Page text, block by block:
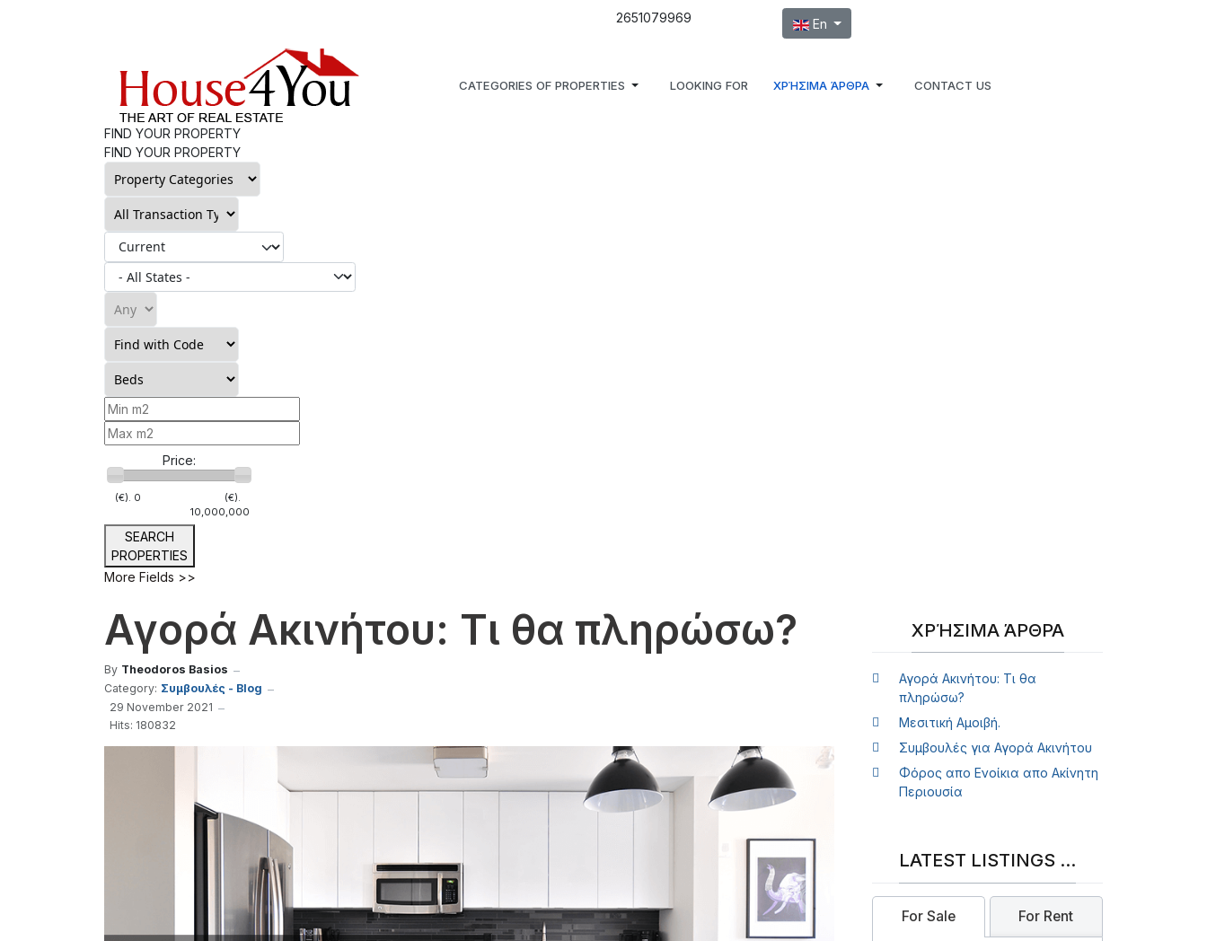
2651079969 Select your language
En
CATEGORIES OF PROPERTIES LOOKING FOR ΧΡΉΣΙΜΑ ΆΡΘΡΑ CONTACT US
FIND YOUR PROPERTY
FIND YOUR PROPERTY
Price:
(€). 0
(€).
10,000,000
SEARCH
PROPERTIES
More Fields >>
Αγορά Ακινήτου: Τι θα πληρώσω?
By Theodoros Basios
Category: Συμβουλές - Blog
29 November 2021
Hits: 180832
ΧΡΉΣΙΜΑ ΆΡΘΡΑ
Αγορά Ακινήτου: Τι θα
πληρώσω?
Μεσιτική Αμοιβή.
Συμβουλές για Αγορά Ακινήτου
Φόρος απο Ενοίκια απο Ακίνητη
Περιουσία
LATEST LISTINGS ...
For Sale For Rent